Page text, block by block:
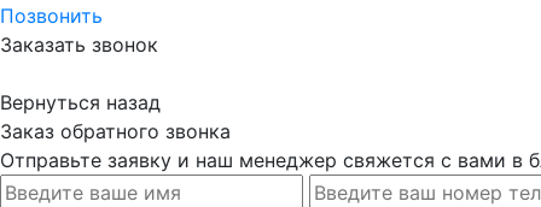
Позвонить
Заказать звонок
Вернуться назад
Заказ обратного звонка
Отправьте заявку и наш менеджер свяжется с вами в